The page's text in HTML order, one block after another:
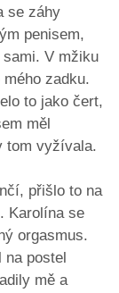
se záhy
penisem,
V mžiku
zadku.
to jako čert,
měl
tom vyžívala.
přišlo to na
Karolína se
orgasmus.
postel
mě a